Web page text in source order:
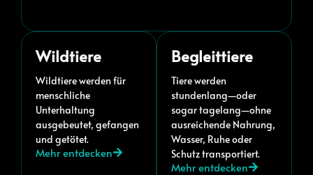
Wildtiere
Wildtiere werden für
menschliche
Unterhaltung
ausgebeutet, gefangen
und getötet.
Mehr entdecken
Begleittiere
Tiere werden
stundenlang—oder
sogar tagelang—ohne
ausreichende Nahrung,
Wasser, Ruhe oder
Schutz transportiert.
Mehr entdecken